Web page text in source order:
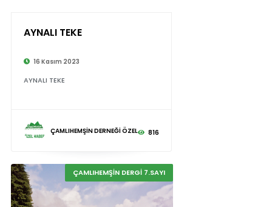
AYNALI TEKE
16 Kasım 2023
AYNALI TEKE
ÇAMLIHEMŞİN DERNEĞİ ÖZEL 816
ÇAMLIHEMŞİN DERGİ 7.SAYI